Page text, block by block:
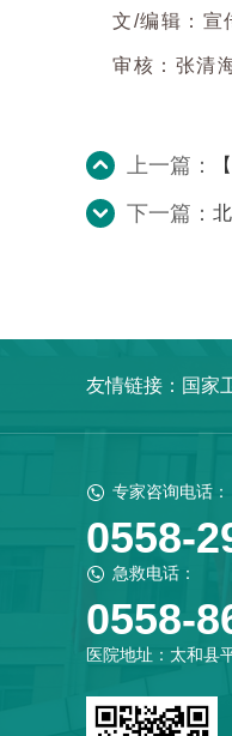
文/编辑：宣
审核：张清
上一篇：
下一篇：
友情链接： 国家
专家咨询电话：
0558-
急救电话：
0558-
医院地址：太和县